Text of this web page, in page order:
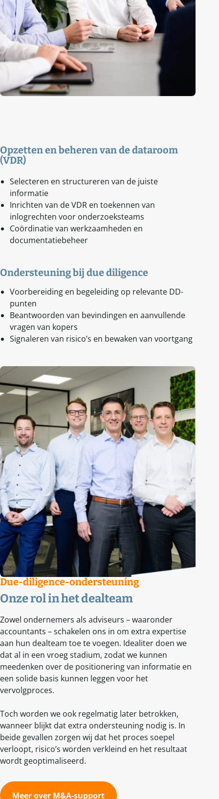
Opzetten en beheren van de dataroom
(VDR)
Selecteren en structureren van de juiste
informatie
Inrichten van de VDR en toekennen van
inlogrechten voor onderzoeksteams
Coördinatie van werkzaamheden en
documentatiebeheer
Ondersteuning bij due diligence
Voorbereiding en begeleiding op relevante DD-
punten
Beantwoorden van bevindingen en aanvullende
vragen van kopers
Signaleren van risico’s en bewaken van voortgang
Due-diligence-ondersteuning
Onze rol in het dealteam
Zowel ondernemers als adviseurs – waaronder
accountants – schakelen ons in om extra expertise
aan hun dealteam toe te voegen. Idealiter doen we
dat al in een vroeg stadium, zodat we kunnen
meedenken over de positionering van informatie en
een solide basis kunnen leggen voor het
vervolgproces.
Toch worden we ook regelmatig later betrokken,
wanneer blijkt dat extra ondersteuning nodig is. In
beide gevallen zorgen wij dat het proces soepel
verloopt, risico’s worden verkleind en het resultaat
wordt geoptimaliseerd.
Meer over M&A-support